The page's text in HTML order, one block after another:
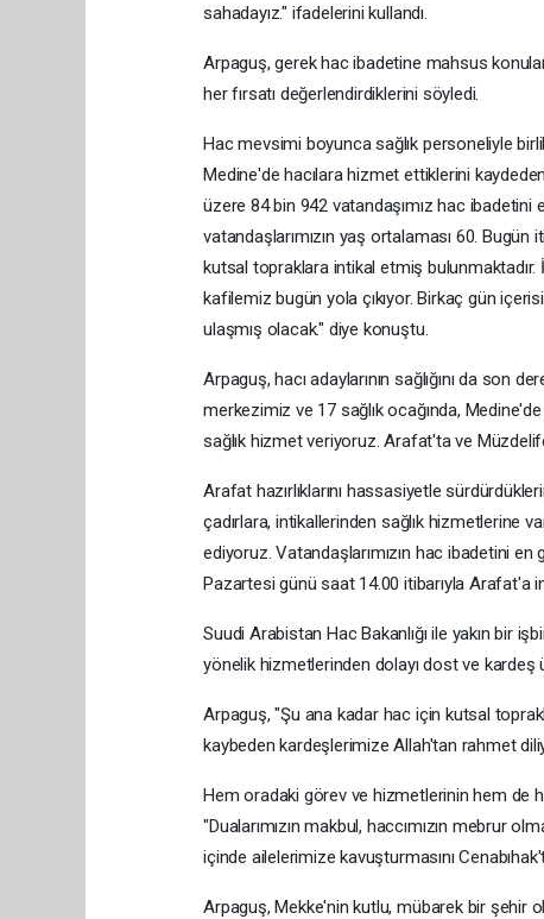
sahadayız." ifadelerini kullandı.
Arpaguş, gerek hac ibadetine mahsus
her fırsatı değerlendirdiklerini söyledi.
Hac mevsimi boyunca sağlık personeliyle
Medine'de hacılara hizmet ettiklerini
üzere 84 bin 942 vatandaşımız hac
vatandaşlarımızın yaş ortalaması 60. Bugün
kutsal topraklara intikal etmiş
kafilemiz bugün yola çıkıyor. Birkaç gün
ulaşmış olacak." diye konuştu.
Arpaguş, hacı adaylarının sağlığını da son
merkezimiz ve 17 sağlık ocağında,
sağlık hizmet veriyoruz. Arafat'ta ve
Arafat hazırlıklarını hassasiyetle
çadırlara, intikallerinden sağlık hizmetlerine
ediyoruz. Vatandaşlarımızın hac ibadetini
Pazartesi günü saat 14.00 itibarıyla Arafat'a
Suudi Arabistan Hac Bakanlığı ile yakın bir
yönelik hizmetlerinden dolayı dost ve kardeş
Arpaguş, "Şu ana kadar hac için kutsal
kaybeden kardeşlerimize Allah'tan rahmet
Hem oradaki görev ve hizmetlerinin hem de
"Dualarımızın makbul, haccımızın mebrur
içinde ailelerimize kavuşturmasını
Arpaguş, Mekke'nin kutlu, mübarek bir şehir